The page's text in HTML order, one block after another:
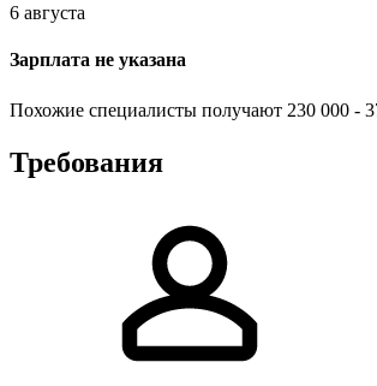
6 августа
Зарплата не указана
Похожие специалисты получают 230 000 -
Требования